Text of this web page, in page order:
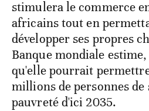
stimulera le commerce
africains tout en
développer ses propres
Banque mondiale
qu'elle pourrait
millions de personnes
pauvreté d'ici 2035.